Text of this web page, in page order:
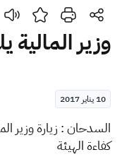
بحث
اقتراحات
الزكاة
وزير المالية
10 يناير 2017
​السدحان : زيارة وزير
كفاءة الهيئة